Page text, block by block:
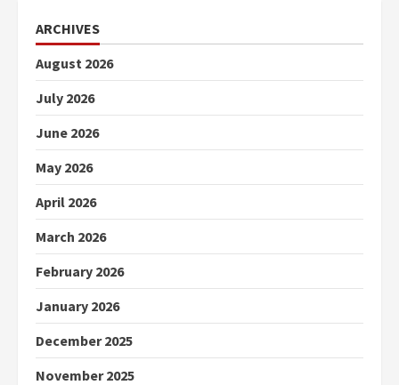
ARCHIVES
August 2026
July 2026
June 2026
May 2026
April 2026
March 2026
February 2026
January 2026
December 2025
November 2025